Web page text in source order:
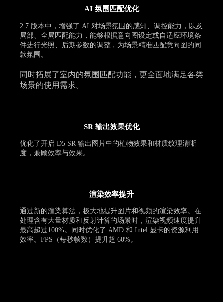
AI 氛围匹配优化
2.7 版本中，增强了 AI 对场景氛围的感知、调控能力，以及
局部、全局匹配能力，能够根据意向图设定或自适应环境条
件进行光照、后期参数的调整，为场景精准匹配意向图的同
款氛围。
同时拓展了室内的氛围匹配功能，更全面地满足各类
场景的使用需求。
SR 输出效果优化
优化了开启 D5 SR 输出图片中的植物效果和材质纹理清晰
度，兼顾效率与效果。
渲染效率提升
通过新的渲染算法，极大地提升图片和视频的渲染效率。在
处理含有大量材质和反射计算的场景时，渲染视频速度提升
最高超过100%。同时优化了 AMD 和 Intel 显卡的资源利用
效率。FPS（每秒帧数）提升超 60%。